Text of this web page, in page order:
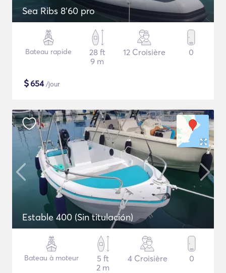
Sea Ribs 8'60 pro
Bateau rapide
28 ft
9 m
12 Croisière 0
$654/jour
Estable 400 (Sin titulación)
Bateau à moteur
5 ft
2 m
4 Croisière 0